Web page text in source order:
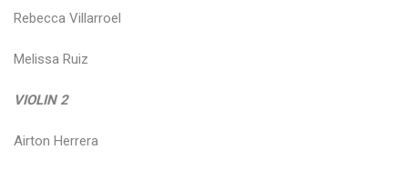
Rebecca Villarroel
Melissa Ruiz
VIOLIN 2
Airton Herrera